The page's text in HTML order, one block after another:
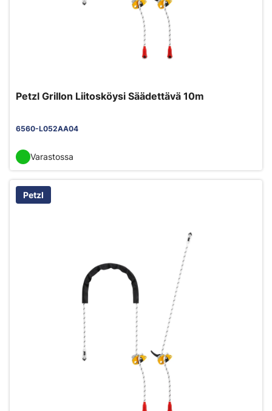
Petzl Grillon Liitosköysi Säädettävä 10m
6560-L052AA04
Varastossa
Petzl